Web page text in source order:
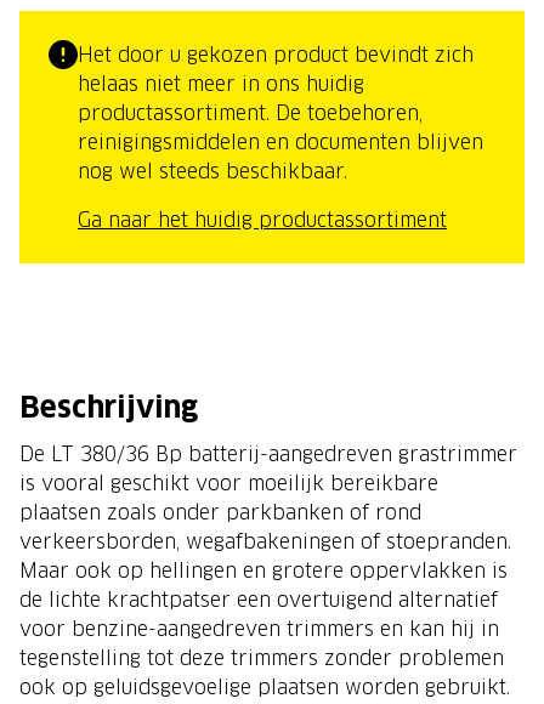
Het door u gekozen product bevindt zich
helaas niet meer in ons huidig
productassortiment. De toebehoren,
reinigingsmiddelen en documenten blijven
nog wel steeds beschikbaar.
Ga naar het huidig productassortiment
Beschrijving
De LT 380/36 Bp batterij-aangedreven grastrimmer
is vooral geschikt voor moeilijk bereikbare
plaatsen zoals onder parkbanken of rond
verkeersborden, wegafbakeningen of stoepranden.
Maar ook op hellingen en grotere oppervlakken is
de lichte krachtpatser een overtuigend alternatief
voor benzine-aangedreven trimmers en kan hij in
tegenstelling tot deze trimmers zonder problemen
ook op geluidsgevoelige plaatsen worden gebruikt.